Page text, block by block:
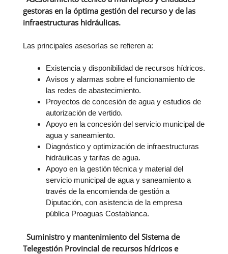
gestoras en la óptima gestión del recurso y de las
infraestructuras hidráulicas.
Las principales asesorías se refieren a:
Existencia y disponibilidad de recursos hídricos.
Avisos y alarmas sobre el funcionamiento de
las redes de abastecimiento.
Proyectos de concesión de agua y estudios de
autorización de vertido.
Apoyo en la concesión del servicio municipal de
agua y saneamiento.
Diagnóstico y optimización de infraestructuras
hidráulicas y tarifas de agua.
Apoyo en la gestión técnica y material del
servicio municipal de agua y saneamiento a
través de la encomienda de gestión a
Diputación, con asistencia de la empresa
pública Proaguas Costablanca.
Suministro y mantenimiento del Sistema de
Telegestión Provincial de recursos hídricos e